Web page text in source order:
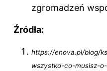
zgromadzeń
Źródła:
https://enova.pl/blog/
wszystko-co-musisz-